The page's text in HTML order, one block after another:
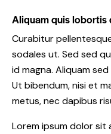
Aliquam quis lobortis
Curabitur
sodales ut. Sed sed
id magna. Aliquam
Ut bibendum, nisi et
metus, nec dapibus
Lorem ipsum dolor